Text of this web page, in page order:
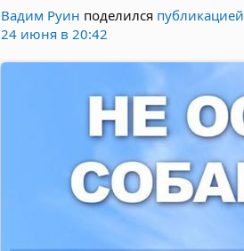
Вадим Руин поделился публикацией
24 июня в 20:42